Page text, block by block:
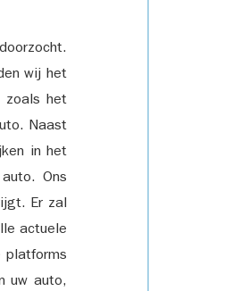
wij het
zoals het
Naast
in het
Ons
Er zal
actuele
platforms
uw auto,